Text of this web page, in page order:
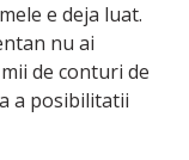
e deja luat.
nu ai
de conturi de
a posibilitatii